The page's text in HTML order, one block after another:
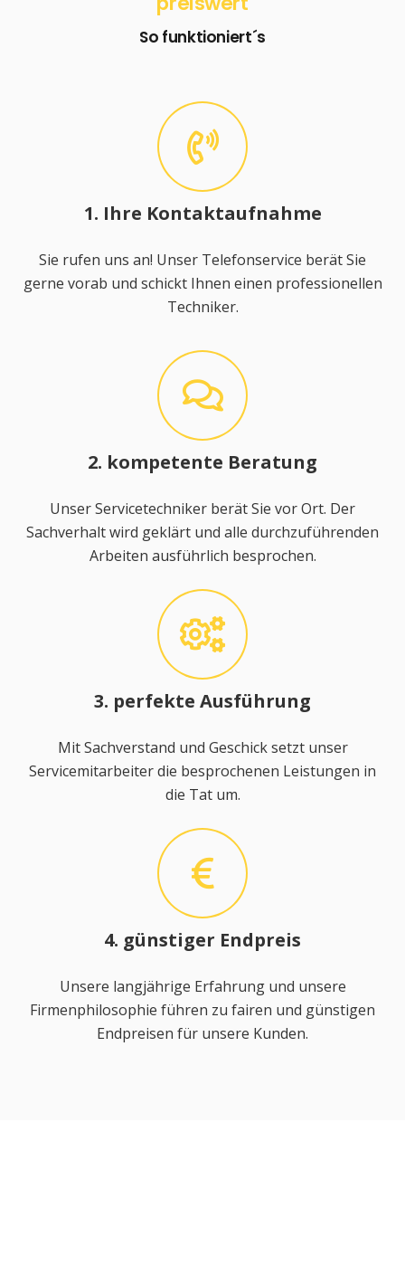
So funktioniert´s
1. Ihre Kontaktaufnahme
Sie rufen uns an! Unser Telefonservice berät Sie
gerne vorab und schickt Ihnen einen professionellen
Techniker.
2. kompetente Beratung
Unser Servicetechniker berät Sie vor Ort. Der
Sachverhalt wird geklärt und alle durchzuführenden
Arbeiten ausführlich besprochen.
3. perfekte Ausführung
Mit Sachverstand und Geschick setzt unser
Servicemitarbeiter die besprochenen Leistungen in
die Tat um.
4. günstiger Endpreis
Unsere langjährige Erfahrung und unsere
Firmenphilosophie führen zu fairen und günstigen
Endpreisen für unsere Kunden.